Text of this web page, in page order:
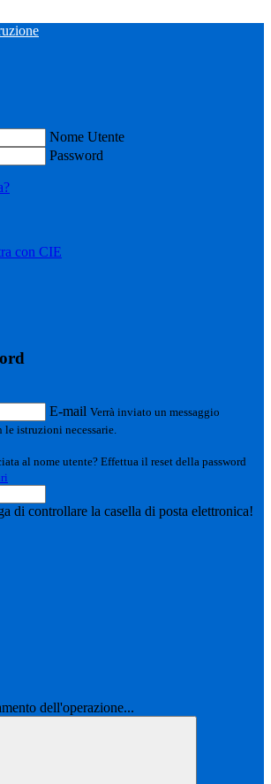
Nome Utente
Password
con CIE
E-mail Verrà inviato un messaggio
istruzioni necessarie.
al nome utente? Effettua il reset della password
di controllare la casella di posta elettronica!
dell'operazione...